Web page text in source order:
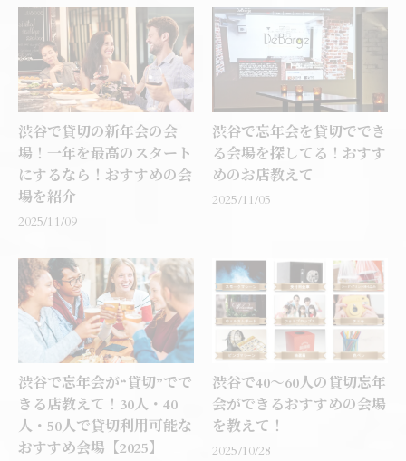
渋谷で貸切の新年会の会
場！一年を最高のスタート
にするなら！おすすめの会
場を紹介
2025/11/09
渋谷で忘年会を貸切ででき
る会場を探してる！おすす
めのお店教えて
2025/11/05
渋谷で忘年会が“貸切”でで
きる店教えて！30人・40
人・50人で貸切利用可能な
おすすめ会場【2025】
渋谷で40〜60人の貸切忘年
会ができるおすすめの会場
を教えて！
2025/10/28